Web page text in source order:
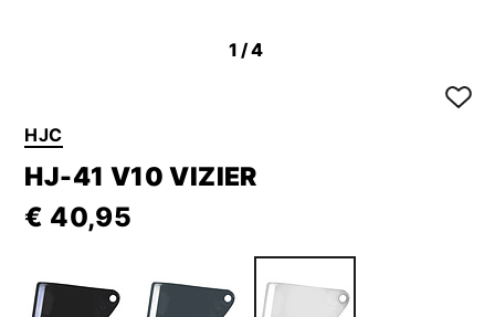
1 /4
HJC
HJ-41 V10 VIZIER
€ 40,95